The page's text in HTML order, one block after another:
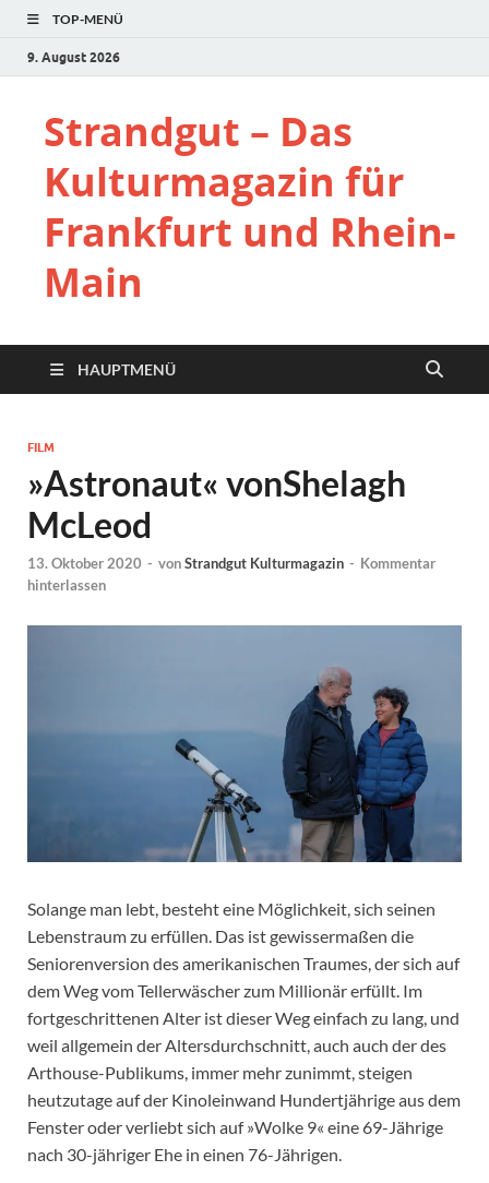
TOP-MENÜ
9. August 2026
Strandgut – Das
Kulturmagazin für
Frankfurt und Rhein-
Main
HAUPTMENÜ
FILM
»Astronaut« vonShelagh
McLeod
13. Oktober 2020 - vonStrandgut Kulturmagazin - Kommentar
hinterlassen
Solange man lebt, besteht eine Möglichkeit, sich seinen
Lebenstraum zu erfüllen. Das ist gewissermaßen die
Seniorenversion des amerikanischen Traumes, der sich auf
dem Weg vom Tellerwäscher zum Millionär erfüllt. Im
fortgeschrittenen Alter ist dieser Weg einfach zu lang, und
weil allgemein der Altersdurchschnitt, auch auch der des
Arthouse-Publikums, immer mehr zunimmt, steigen
heutzutage auf der Kinoleinwand Hundertjährige aus dem
Fenster oder verliebt sich auf »Wolke 9« eine 69-Jährige
nach 30-jähriger Ehe in einen 76-Jährigen.